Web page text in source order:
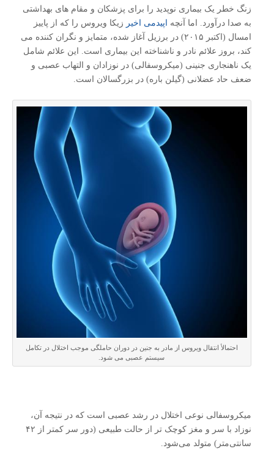
زنگ خطر یک بیماری نوپدید را برای پزشکان و مقام های بهداشتی
به صدا درآورد. اما آنچه اپیدمی اخیر زیکا ویروس را که از پاییز
امسال (اکتبر ۲۰۱۵) در برزیل آغاز شده، متمایز و نگران کننده می
کند، بروز علائم نادر و ناشناخته این بیماری است. این علائم شامل
یک ناهنجاری جنینی (میکروسفالی) در نوزادان و التهاب عصبی و
ضعف حاد عضلانی (گیلن باره) در بزرگسالان است.
احتمالأ انتقال ویروس از مادر به جنین در دوران حاملگی موجب اختلال در تکامل
سیستم عصبی می شود.
میکروسفالی نوعی اختلال در رشد عصبی است که در نتیجه آن،
نوزاد با سر و مغز کوچک ‌تر از حالت طبیعی (دور سر کمتر از ۴۲
سانتی‌متر) متولد می‌شود.